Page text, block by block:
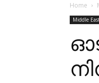
Home
Middle